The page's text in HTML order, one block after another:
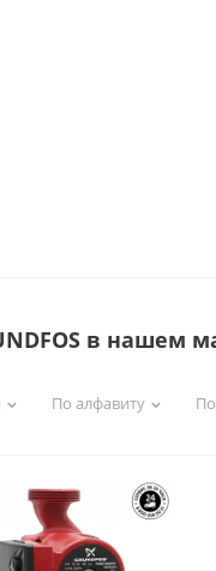
в нашем
По алфавиту